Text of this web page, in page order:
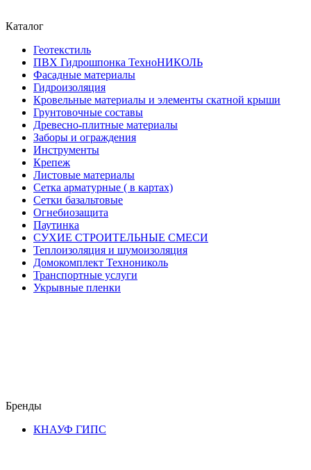
Каталог
Геотекстиль
ПВХ Гидрошпонка ТехноНИКОЛЬ
Фасадные материалы
Гидроизоляция
Кровельные материалы и элементы скатной крыши
Грунтовочные составы
Древесно-плитные материалы
Заборы и ограждения
Инструменты
Крепеж
Листовые материалы
Сетка арматурные ( в картах)
Сетки базальтовые
Огнебиозащита
Паутинка
СУХИЕ СТРОИТЕЛЬНЫЕ СМЕСИ
Теплоизоляция и шумоизоляция
Домокомплект Технониколь
Транспортные услуги
Укрывные пленки
Бренды
КНАУФ ГИПС